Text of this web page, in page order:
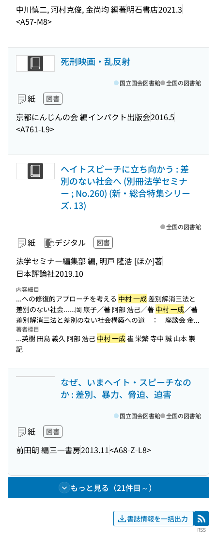
中川慎二, 河村克俊, 金尚均 編著明石書店2021.3
<A57-M8>
死刑映画・乱反射
紙 図書
京都にんじんの会 編インパクト出版会2016.5
<A761-L9>
国立国会図書館 全国の図書館
ヘイトスピーチに立ち向かう : 差
別のない社会へ (別冊法学セミナ
ー ; No.260) (新・総合特集シリー
ズ. 13)
紙 デジタル 図書
法学セミナー編集部 編, 明戸 隆浩 [ほか]著
日本評論社2019.10
全国の図書館
内容細目
...への修復的アプローチを考える 中村 一成差別解消三法と
差別のない社会......岡 康子／著 阿部 浩己／著 中村 一成／著
差別解消三法と差別のない社会構築への道 ： 座談会 金...
著者標目
...英樹 田島 義久 阿部 浩己 中村 一成崔 栄繁 寺中 誠 山本 崇
記
なぜ、いまヘイト・スピーチなの
か : 差別、暴力、脅迫、迫害
紙 図書
前田朗 編三一書房2013.11<A68-Z-L8>
国立国会図書館 全国の図書館
もっと見る（21件目～）
書誌情報を一括出力 RSS
RSS